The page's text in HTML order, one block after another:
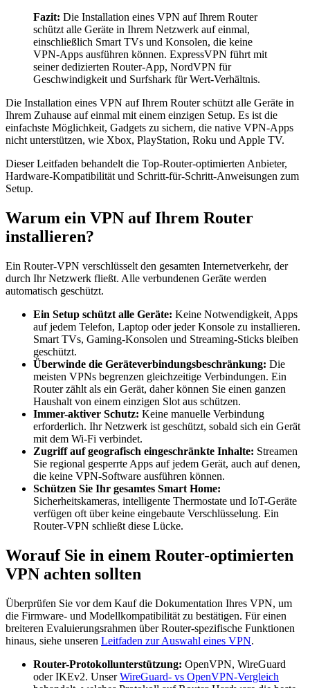
Fazit: Die Installation eines VPN auf Ihrem Router
schützt alle Geräte in Ihrem Netzwerk auf einmal,
einschließlich Smart TVs und Konsolen, die keine
VPN-Apps ausführen können. ExpressVPN führt mit
seiner dedizierten Router-App, NordVPN für
Geschwindigkeit und Surfshark für Wert-Verhältnis.
Die Installation eines VPN auf Ihrem Router schützt alle Geräte in
Ihrem Zuhause auf einmal mit einem einzigen Setup. Es ist die
einfachste Möglichkeit, Gadgets zu sichern, die native VPN-Apps
nicht unterstützen, wie Xbox, PlayStation, Roku und Apple TV.
Dieser Leitfaden behandelt die Top-Router-optimierten Anbieter,
Hardware-Kompatibilität und Schritt-für-Schritt-Anweisungen zum
Setup.
Warum ein VPN auf Ihrem Router
installieren?
Ein Router-VPN verschlüsselt den gesamten Internetverkehr, der
durch Ihr Netzwerk fließt. Alle verbundenen Geräte werden
automatisch geschützt.
Ein Setup schützt alle Geräte: Keine Notwendigkeit, Apps
auf jedem Telefon, Laptop oder jeder Konsole zu installieren.
Smart TVs, Gaming-Konsolen und Streaming-Sticks bleiben
geschützt.
Überwinde die Geräteverbindungsbeschränkung: Die
meisten VPNs begrenzen gleichzeitige Verbindungen. Ein
Router zählt als ein Gerät, daher können Sie einen ganzen
Haushalt von einem einzigen Slot aus schützen.
Immer-aktiver Schutz: Keine manuelle Verbindung
erforderlich. Ihr Netzwerk ist geschützt, sobald sich ein Gerät
mit dem Wi-Fi verbindet.
Zugriff auf geografisch eingeschränkte Inhalte: Streamen
Sie regional gesperrte Apps auf jedem Gerät, auch auf denen,
die keine VPN-Software ausführen können.
Schützen Sie Ihr gesamtes Smart Home:
Sicherheitskameras, intelligente Thermostate und IoT-Geräte
verfügen oft über keine eingebaute Verschlüsselung. Ein
Router-VPN schließt diese Lücke.
Worauf Sie in einem Router-optimierten
VPN achten sollten
Überprüfen Sie vor dem Kauf die Dokumentation Ihres VPN, um
die Firmware- und Modellkompatibilität zu bestätigen. Für einen
breiteren Evaluierungsrahmen über Router-spezifische Funktionen
hinaus, siehe unseren Leitfaden zur Auswahl eines VPN.
Router-Protokollunterstützung: OpenVPN, WireGuard
oder IKEv2. UnserWireGuard- vs OpenVPN-Vergleich